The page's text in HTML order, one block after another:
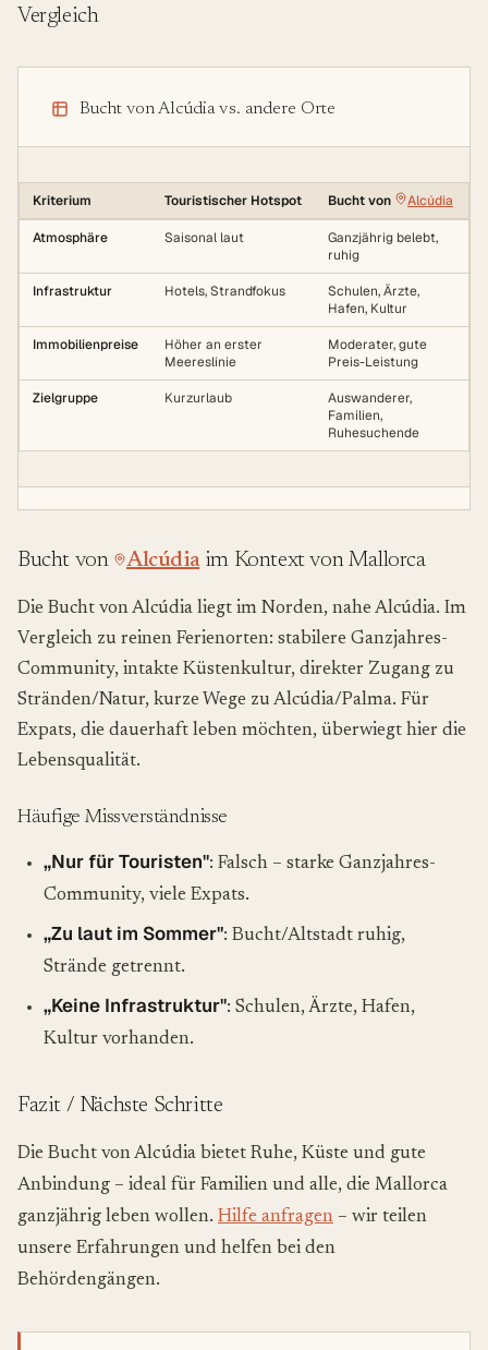
Vergleich
Bucht von Alcúdia vs. andere Orte
Kriterium Touristischer Hotspot Bucht von Alcúdia
Atmosphäre Saisonal laut
Ganzjährig belebt,
ruhig
Infrastruktur Hotels, Strandfokus
Schulen, Ärzte,
Hafen, Kultur
Immobilienpreise
Höher an erster
Meereslinie
Moderater, gute
Preis-Leistung
Zielgruppe Kurzurlaub
Auswanderer,
Familien,
Ruhesuchende
Bucht von Alcúdiaim Kontext von Mallorca
Die Bucht von Alcúdia liegt im Norden, nahe Alcúdia. Im
Vergleich zu reinen Ferienorten: stabilere Ganzjahres-
Community, intakte Küstenkultur, direkter Zugang zu
Stränden/Natur, kurze Wege zu Alcúdia/Palma. Für
Expats, die dauerhaft leben möchten, überwiegt hier die
Lebensqualität.
Häufige Missverständnisse
„Nur für Touristen": Falsch – starke Ganzjahres-
Community, viele Expats.
„Zu laut im Sommer": Bucht/Altstadt ruhig,
Strände getrennt.
„Keine Infrastruktur": Schulen, Ärzte, Hafen,
Kultur vorhanden.
Fazit / Nächste Schritte
Die Bucht von Alcúdia bietet Ruhe, Küste und gute
Anbindung – ideal für Familien und alle, die Mallorca
ganzjährig leben wollen. Hilfe anfragen – wir teilen
unsere Erfahrungen und helfen bei den
Behördengängen.